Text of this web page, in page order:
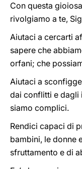
Con questa
rivolgiamo a te,
Aiutaci a cercarti
sapere che
orfani; che
Aiutaci a
dai conflitti e dagli
siamo complici.
Rendici capaci di
bambini, le donne
sfruttamento e di